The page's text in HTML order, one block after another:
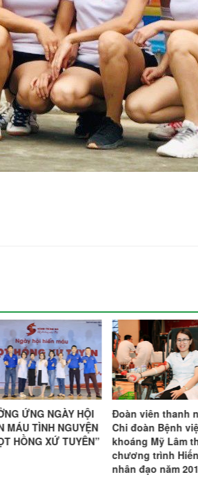
Đoàn viên thanh niên
Chi đoàn Bệnh viện Suối
khoáng Mỹ Lâm tham gia
chương trình Hiến máu
nhân đạo năm 2019
CÔNG
THANH